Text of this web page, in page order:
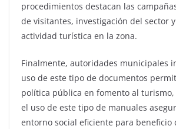
procedimientos destacan las
de visitantes, investigación del sector
actividad turística en la zona.
Finalmente, autoridades municipales
uso de este tipo de documentos
política pública en fomento al
el uso de este tipo de manuales
entorno social eficiente para beneficio